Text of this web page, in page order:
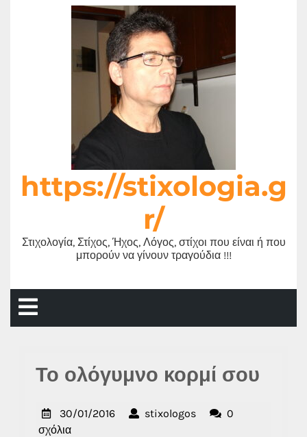
https://stixologia.g
r/
Στιχολογία, Στίχος, Ήχος, Λόγος, στίχοι που είναι ή που
μπορούν να γίνουν τραγούδια !!!
Άνοιγμα
Το ολόγυμνο κορμί σου
30/01/201630/01/2016stixologosstixologos
0
σχόλια